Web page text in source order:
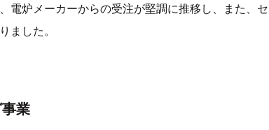
電炉メーカーからの受注が堅調に推移し、また、
ました。
業